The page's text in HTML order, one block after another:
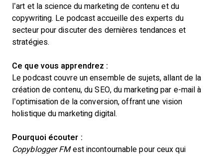
l’art et la science du marketing de contenu et du
copywriting. Le podcast accueille des experts du
secteur pour discuter des dernières tendances et
stratégies.
Ce que vous apprendrez :
Le podcast couvre un ensemble de sujets, allant de la
création de contenu, du SEO, du marketing par e-mail à
l’optimisation de la conversion, offrant une vision
holistique du marketing digital.
Pourquoi écouter :
Copyblogger FMest incontournable pour ceux qui